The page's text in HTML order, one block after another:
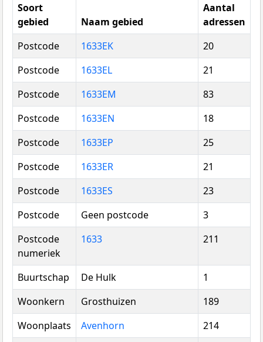
Soort
gebied
Naam gebied
Aantal
adressen
Postcode
1633EK
20
Postcode
1633EL
21
Postcode
1633EM
83
Postcode
1633EN
18
Postcode
1633EP
25
Postcode
1633ER
21
Postcode
1633ES
23
Postcode
Geen postcode
3
Postcode
numeriek
1633 211
Buurtschap De Hulk
1
Woonkern
Grosthuizen
189
Woonplaats
Avenhorn
214